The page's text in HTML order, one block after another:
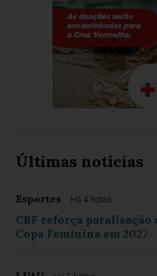
Últimas notícias
Esportes Há 4 horas
CBF reforça
Copa Feminina em 2027